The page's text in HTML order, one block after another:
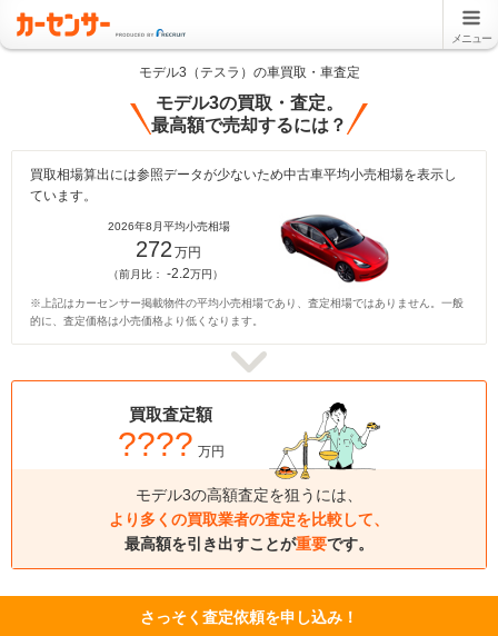
メニュー
モデル3（テスラ）の車買取・車査定
モデル3の買取・査定。
最高額で売却するには？
買取相場算出には参照データが少ないため中古車平均小売相場を表示し
ています。
2026年8月平均小売相場
272 万円
（前月比： -2.2万円）
※上記はカーセンサー掲載物件の平均小売相場であり、査定相場ではありません。一般
的に、査定価格は小売価格より低くなります。
買取査定額
???? 万円
モデル3の高額査定を狙うには、
より多くの買取業者の査定を比較して、
最高額を引き出すことが重要です。
さっそく査定依頼を申し込み！